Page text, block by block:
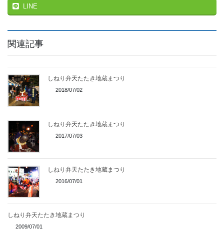
LINE
関連記事
しねり弁天たたき地蔵まつり
2018/07/02
しねり弁天たたき地蔵まつり
2017/07/03
しねり弁天たたき地蔵まつり
2016/07/01
しねり弁天たたき地蔵まつり
2009/07/01